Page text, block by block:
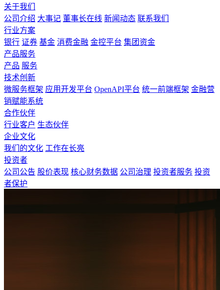
关于我们
公司介绍 大事记 董事长在线 新闻动态 联系我们
行业方案
银行 证券 基金 消费金融 金控平台 集团资金
产品服务
产品 服务
技术创新
微服务框架 应用开发平台 OpenAPI平台 统一前端框架 金融营
销赋能系统
合作伙伴
行业客户 生态伙伴
企业文化
我们的文化 工作在长亮
投资者
公司公告 股价表现 核心财务数据 公司治理 投资者服务 投资
者保护